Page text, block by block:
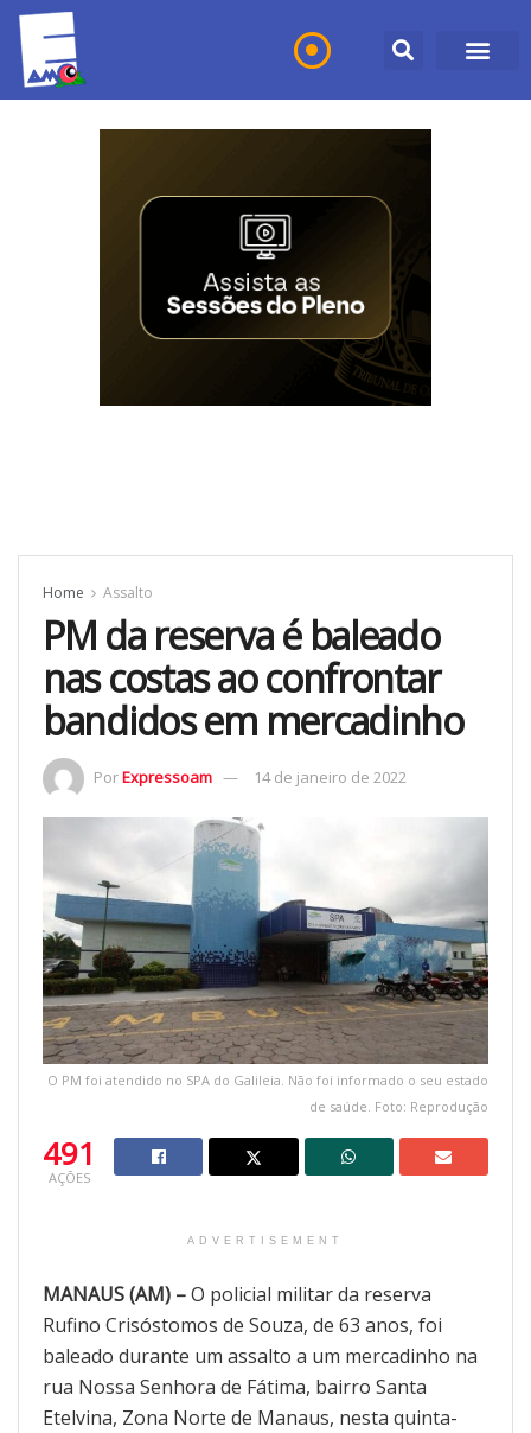
Home Assalto
PM da reserva é baleado
nas costas ao confrontar
bandidos em mercadinho
PorExpressoam 14 de janeiro de 2022
O PM foi atendido no SPA do Galileia. Não foi informado o seu estado
de saúde. Foto: Reprodução
491
AÇÕES
ADVERTISEMENT
MANAUS (AM) –O policial militar da reserva
Rufino Crisóstomos de Souza, de 63 anos, foi
baleado durante um assalto a um mercadinho na
rua Nossa Senhora de Fátima, bairro Santa
Etelvina, Zona Norte de Manaus, nesta quinta-